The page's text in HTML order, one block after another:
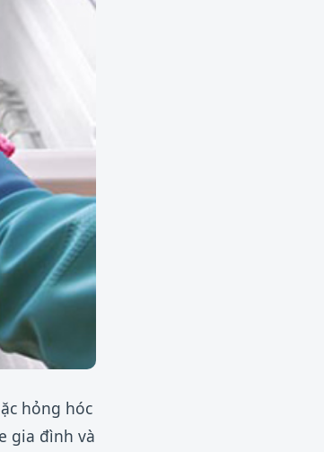
hỏng hóc
gia đình và